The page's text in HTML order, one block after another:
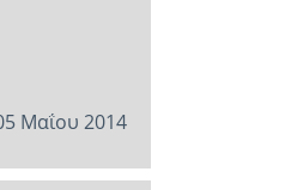
Μαΐου 2014